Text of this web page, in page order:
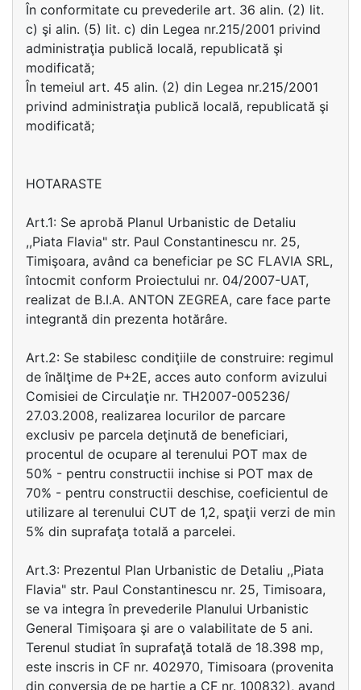
În conformitate cu prevederile art. 36 alin. (2) lit.
c) şi alin. (5) lit. c) din Legea nr.215/2001 privind
administraţia publică locală, republicată şi
modificată;
În temeiul art. 45 alin. (2) din Legea nr.215/2001
privind administraţia publică locală, republicată şi
modificată;
HOTARASTE
Art.1: Se aprobă Planul Urbanistic de Detaliu
,,Piata Flavia" str. Paul Constantinescu nr. 25,
Timişoara, având ca beneficiar pe SC FLAVIA SRL,
întocmit conform Proiectului nr. 04/2007-UAT,
realizat de B.I.A. ANTON ZEGREA, care face parte
integrantă din prezenta hotărâre.
Art.2: Se stabilesc condiţiile de construire: regimul
de înălţime de P+2E, acces auto conform avizului
Comisiei de Circulaţie nr. TH2007-005236/
27.03.2008, realizarea locurilor de parcare
exclusiv pe parcela deţinută de beneficiari,
procentul de ocupare al terenului POT max de
50% - pentru constructii inchise si POT max de
70% - pentru constructii deschise, coeficientul de
utilizare al terenului CUT de 1,2, spaţii verzi de min
5% din suprafaţa totală a parcelei.
Art.3: Prezentul Plan Urbanistic de Detaliu ,,Piata
Flavia" str. Paul Constantinescu nr. 25, Timisoara,
se va integra în prevederile Planului Urbanistic
General Timişoara şi are o valabilitate de 5 ani.
Terenul studiat în suprafaţă totală de 18.398 mp,
este inscris in CF nr. 402970, Timisoara (provenita
din conversia de pe hartie a CF nr. 100832), avand